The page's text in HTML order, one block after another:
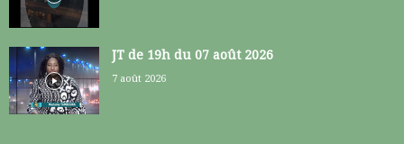
JT de 19h du 07 août 2026
7 août 2026